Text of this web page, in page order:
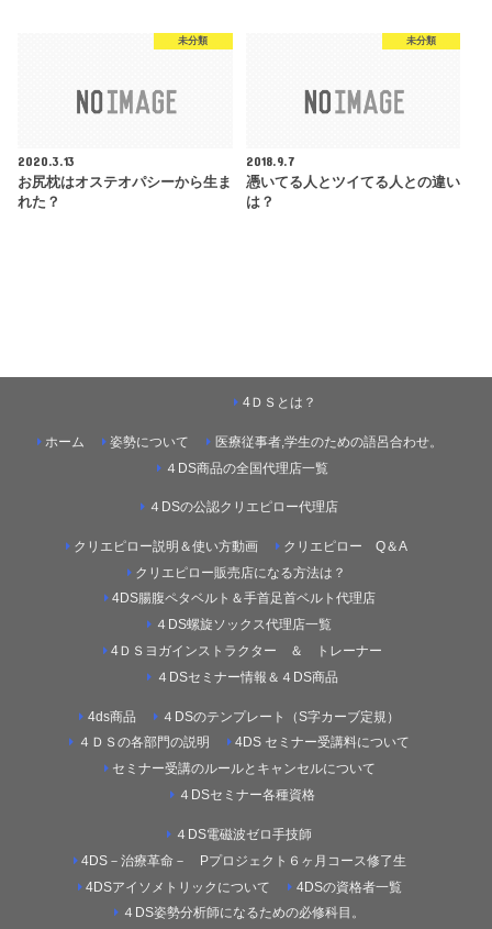
未分類
2020.3.13
お尻枕はオステオパシーから生ま
れた？
未分類
2018.9.7
憑いてる人とツイてる人との違い
は？
ホーム
4ＤＳとは？
姿勢について
医療従事者,学生のための語呂合わせ。
４DS商品の全国代理店一覧
４DSの公認クリエピロー代理店
クリエピロー説明＆使い方動画
クリエピロー Q＆A
クリエピロー販売店になる方法は？
4DS腸腹ペタベルト＆手首足首ベルト代理店
４DS螺旋ソックス代理店一覧
4ＤＳヨガインストラクター ＆ トレーナー
４DSセミナー情報＆４DS商品
4ds商品
４DSのテンプレート（S字カーブ定規）
４ＤＳの各部門の説明
4DS セミナー受講料について
セミナー受講のルールとキャンセルについて
４DSセミナー各種資格
４DS電磁波ゼロ手技師
4DS－治療革命－ Pプロジェクト６ヶ月コース修了生
4DSアイソメトリックについて
4DSの資格者一覧
４DS姿勢分析師になるための必修科目。